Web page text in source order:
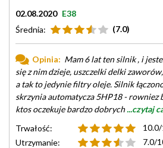
02.08.2020 E38
Średnia:
(7.0)
Opinia: Mam 6 lat ten silnik , i
się z nim dzieje, uszczelki delki
a tak to jedynie filtry oleje. Silnik
skrzynia automatycza 5HP18 - rowniez
ktos oczekuje bardzo dobrych...czytaj
Trwałość:
Utrzymanie:
7.0/